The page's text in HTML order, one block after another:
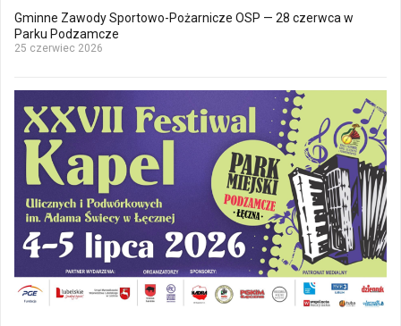
Gminne Zawody Sportowo-Pożarnicze OSP — 28 czerwca w
Parku Podzamcze
25 czerwiec 2026